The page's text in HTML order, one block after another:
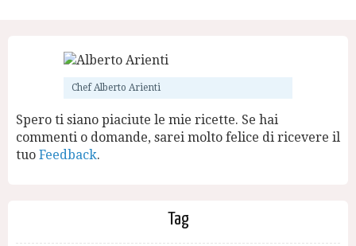
Chef Alberto Arienti
Spero ti siano piaciute le mie ricette. Se hai
commenti o domande, sarei molto felice di ricevere il
tuo Feedback.
Tag